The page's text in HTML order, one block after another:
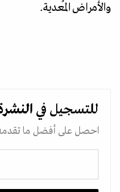
والأمراض المُعدية.
للتسجيل في
احصل على أفضل ما تقدمه